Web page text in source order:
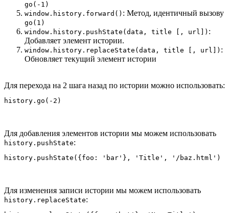
go(-1)
window.history.forward() : Метод, идентичный вызову
go(1)
window.history.pushState(data, title [, url]) :
Добавляет элемент истории.
window.history.replaceState(data, title [, url]) :
Обновляет текущий элемент истории
Для перехода на 2 шага назад по истории можно использовать:
Для добавления элементов истории мы можем использовать
history.pushState:
Для изменения записи истории мы можем использовать
history.replaceState: